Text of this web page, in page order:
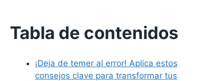
Tabla de contenidos
¡Deja de temer al error! Aplica estos
consejos clave para transformar tus